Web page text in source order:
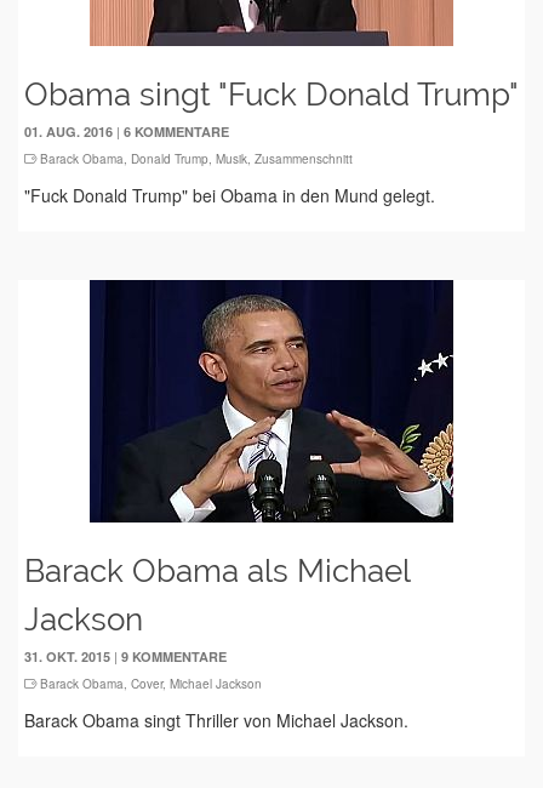
Obama singt "Fuck Donald Trump"
01. AUG. 2016 | 6 KOMMENTARE
Barack Obama, Donald Trump, Musik, Zusammenschnitt
"Fuck Donald Trump" bei Obama in den Mund gelegt.
Barack Obama als Michael
Jackson
31. OKT. 2015 | 9 KOMMENTARE
Barack Obama, Cover, Michael Jackson
Barack Obama singt Thriller von Michael Jackson.